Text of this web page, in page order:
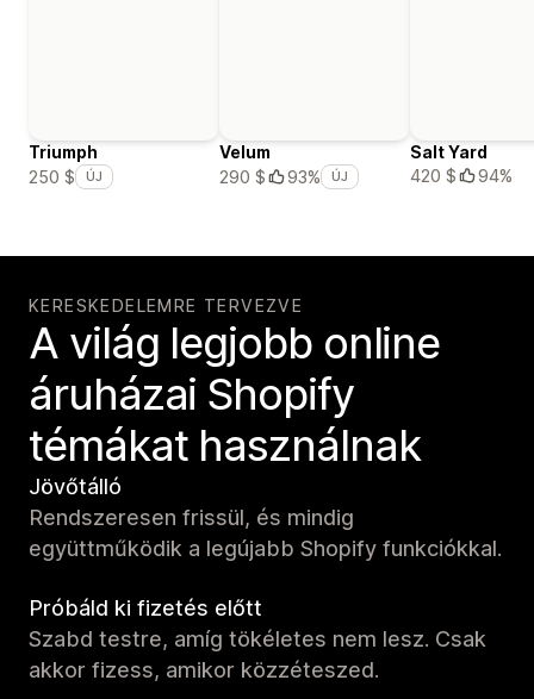
Triumph
250 $
ÚJ
Velum
290 $
93% ÚJ
Salt Yard
420 $
94%
KERESKEDELEMRE TERVEZVE
A világ legjobb online
áruházai Shopify
témákat használnak
Jövőtálló
Rendszeresen frissül, és mindig
együttműködik a legújabb Shopify funkciókkal.
Próbáld ki fizetés előtt
Szabd testre, amíg tökéletes nem lesz. Csak
akkor fizess, amikor közzéteszed.